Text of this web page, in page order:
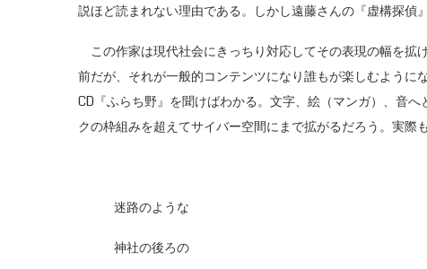
説ほど読まれない理由である。しかし遠藤さんの『虚構探偵
この作家は現代社会にきっちり対応してその表現の幅を拡
前だが、それが一般的コンテンツになり誰もが楽しむよう
CD『ふらち野』を聞けばわかる。文字、絵（マンガ）、音
クの枠組みを超えてサイバー空間にまで拡がるだろう。実際
迷路のような
神社の後ろの